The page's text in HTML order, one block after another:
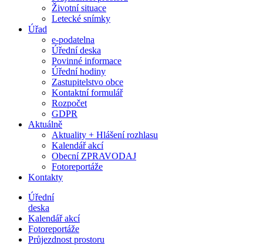
Životní situace
Letecké snímky
Úřad
e-podatelna
Úřední deska
Povinné informace
Úřední hodiny
Zastupitelstvo obce
Kontaktní formulář
Rozpočet
GDPR
Aktuálně
Aktuality + Hlášení rozhlasu
Kalendář akcí
Obecní ZPRAVODAJ
Fotoreportáže
Kontakty
Úřední
deska
Kalendář akcí
Fotoreportáže
Průjezdnost prostoru